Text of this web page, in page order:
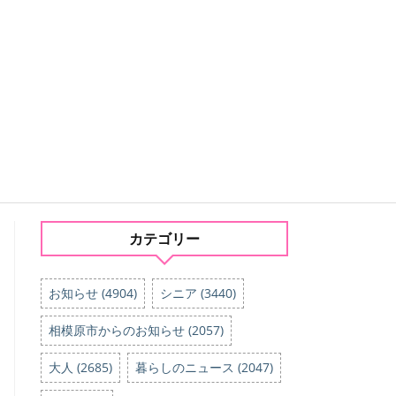
カテゴリー
お知らせ (4904) シニア (3440)
相模原市からのお知らせ (2057)
大人 (2685) 暮らしのニュース (2047)